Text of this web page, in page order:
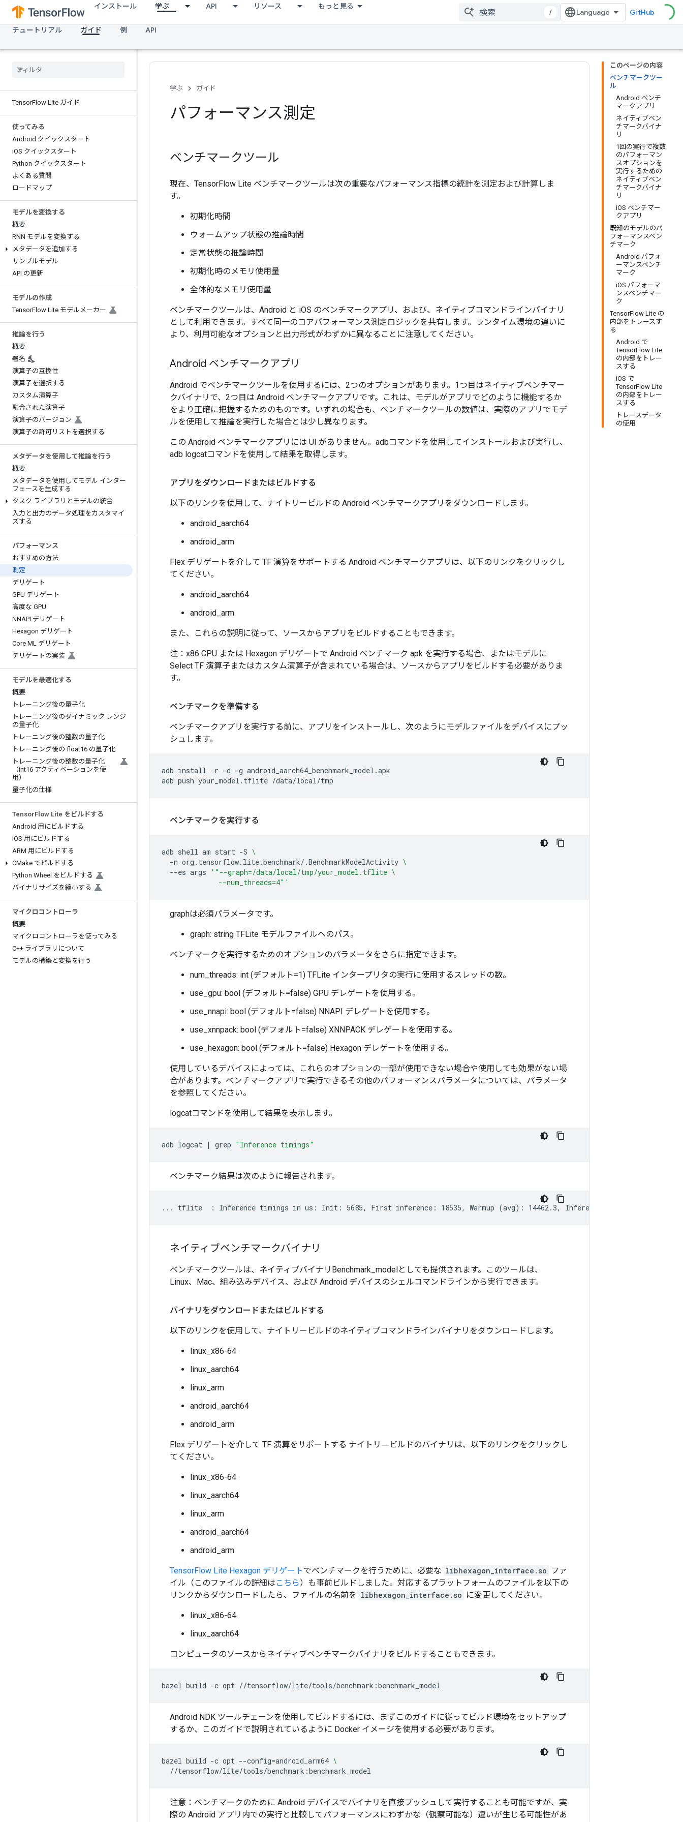
インストール 学ぶ API リソース もっと見る
/
GitHub
チュートリアル
ガイド 例 API
TensorFlow Lite ガイド
使ってみる
Android クイックスタート
iOS クイックスタート
Python クイックスタート
よくある質問
ロードマップ
モデルを変換する
概要
RNN モデルを変換する
メタデータを追加する
サンプルモデル
API の更新
モデルの作成
TensorFlow Lite モデルメーカー
推論を行う
概要
署名
演算子の互換性
演算子を選択する
カスタム演算子
融合された演算子
演算子のバージョン
演算子の許可リストを選択する
メタデータを使用して推論を行う
概要
メタデータを使用してモデル インター
フェースを生成する
タスク ライブラリとモデルの統合
入力と出力のデータ処理をカスタマイ
ズする
パフォーマンス
おすすめの方法
測定
デリゲート
GPU デリゲート
高度な GPU
NNAPI デリゲート
Hexagon デリゲート
Core ML デリゲート
デリゲートの実装
モデルを最適化する
概要
トレーニング後の量子化
トレーニング後のダイナミック レンジ
の量子化
トレーニング後の整数の量子化
トレーニング後の float16 の量子化
トレーニング後の整数の量子化
（int16 アクティベーションを使
用）
量子化の仕様
TensorFlow Lite をビルドする
Android 用にビルドする
iOS 用にビルドする
ARM 用にビルドする
CMake でビルドする
Python Wheel をビルドする
バイナリサイズを縮小する
マイクロコントローラ
概要
マイクロコントローラを使ってみる
C++ ライブラリについて
モデルの構築と変換を行う
このページの内容
ベンチマークツー
ル
Android ベンチ
マークアプリ
ネイティブベン
チマークバイナ
リ
1回の実行で複数
のパフォーマン
スオプションを
実行するための
ネイティブベン
チマークバイナ
リ
iOS ベンチマー
クアプリ
既知のモデルのパ
フォーマンスベン
チマーク
Android パフォ
ーマンスベンチ
マーク
iOS パフォーマ
ンスベンチマー
ク
TensorFlow Lite の
内部をトレースす
る
Android で
TensorFlow Lite
の内部をトレー
スする
iOS で
TensorFlow Lite
の内部をトレー
スする
トレースデータ
の使用
学ぶ ガイド
パフォーマンス測定
ベンチマークツール
現在、TensorFlow Lite ベンチマークツールは次の重要なパフォーマンス指標の統計を測定および計算しま
す。
初期化時間
ウォームアップ状態の推論時間
定常状態の推論時間
初期化時のメモリ使用量
全体的なメモリ使用量
ベンチマークツールは、Android と iOS のベンチマークアプリ、および、ネイティブコマンドラインバイナリ
として利用できます。すべて同一のコアパフォーマンス測定ロジックを共有します。ランタイム環境の違いに
より、利用可能なオプションと出力形式がわずかに異なることに注意してください。
Android ベンチマークアプリ
Android でベンチマークツールを使用するには、2つのオプションがあります。1つ目はネイティブベンチマー
クバイナリで、2つ目は Android ベンチマークアプリです。これは、モデルがアプリでどのように機能するか
をより正確に把握するためのものです。いずれの場合も、ベンチマークツールの数値は、実際のアプリでモデ
ルを使用して推論を実行した場合とは少し異なります。
この Android ベンチマークアプリには UI がありません。adbコマンドを使用してインストールおよび実行し、
adb logcatコマンドを使用して結果を取得します。
アプリをダウンロードまたはビルドする
以下のリンクを使用して、ナイトリービルドの Android ベンチマークアプリをダウンロードします。
android_aarch64
android_arm
Flex デリゲートを介して TF 演算をサポートする Android ベンチマークアプリは、以下のリンクをクリックし
てください。
android_aarch64
android_arm
また、これらの説明に従って、ソースからアプリをビルドすることもできます。
注：x86 CPU または Hexagon デリゲートで Android ベンチマーク apk を実行する場合、またはモデルに
Select TF 演算子またはカスタム演算子が含まれている場合は、ソースからアプリをビルドする必要がありま
す。
ベンチマークを準備する
ベンチマークアプリを実行する前に、アプリをインストールし、次のようにモデルファイルをデバイスにプッ
シュします。
adb install -r -d -g android_aarch64_benchmark_model.apk
adb push your_model.tflite
ベンチマークを実行する
adb shell am start -S \
-n org.tensorflow.lite.benchmark/.BenchmarkModelActivity \
--es args
'"--graph=/data/local/tmp/your_model.tflite \
              --num_threads=4"'
graphは必須パラメータです。
graph: string TFLite モデルファイルへのパス。
ベンチマークを実行するためのオプションのパラメータをさらに指定できます。
num_threads: int (デフォルト=1) TFLite インタープリタの実行に使用するスレッドの数。
use_gpu: bool (デフォルト=false) GPU デレゲートを使用する。
use_nnapi: bool (デフォルト=false) NNAPI デレゲートを使用する。
use_xnnpack: bool (デフォルト=false) XNNPACK デレゲートを使用する。
use_hexagon: bool (デフォルト=false) Hexagon デレゲートを使用する。
使用しているデバイスによっては、これらのオプションの一部が使用できない場合や使用しても効果がない場
合があります。ベンチマークアプリで実行できるその他のパフォーマンスパラメータについては、パラメータ
を参照してください。
logcatコマンドを使用して結果を表示します。
adb logcat | grep "Inference timings"
ベンチマーク結果は次のように報告されます。
ネイティブベンチマークバイナリ
ベンチマークツールは、ネイティブバイナリBenchmark_modelとしても提供されます。このツールは、
Linux、Mac、組み込みデバイス、および Android デバイスのシェルコマンドラインから実行できます。
バイナリをダウンロードまたはビルドする
以下のリンクを使用して、ナイトリービルドのネイティブコマンドラインバイナリをダウンロードします。
linux_x86-64
linux_aarch64
linux_arm
android_aarch64
android_arm
Flex デリゲートを介して TF 演算をサポートする ナイトリ―ビルドのバイナリは、以下のリンクをクリックし
てください。
linux_x86-64
linux_aarch64
linux_arm
android_aarch64
android_arm
TensorFlow Lite Hexagon デリゲートでベンチマークを行うために、必要な libhexagon_interface.so ファ
イル（このファイルの詳細はこちら）も事前ビルドしました。対応するプラットフォームのファイルを以下の
リンクからダウンロードしたら、ファイルの名前を libhexagon_interface.so に変更してください。
linux_x86-64
linux_aarch64
コンピュータのソースからネイティブベンチマークバイナリをビルドすることもできます。
bazel build -c opt
Android NDK ツールチェーンを使用してビルドするには、まずこのガイドに従ってビルド環境をセットアップ
するか、このガイドで説明されているように Docker イメージを使用する必要があります。
bazel build -c opt --config=android_arm64 \
注意：ベンチマークのために Android デバイスでバイナリを直接プッシュして実行することも可能ですが、実
際の Android アプリ内での実行と比較してパフォーマンスにわずかな（観察可能な）違いが生じる可能性があ